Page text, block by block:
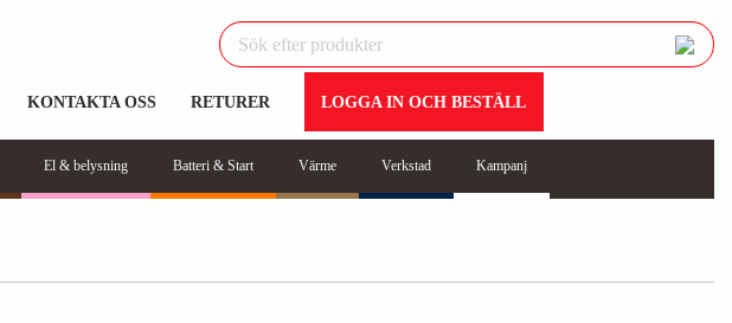
KONTAKTA OSS RETURER LOGGA IN OCH BESTÄLL
El & belysning Batteri & Start Värme Verkstad Kampanj